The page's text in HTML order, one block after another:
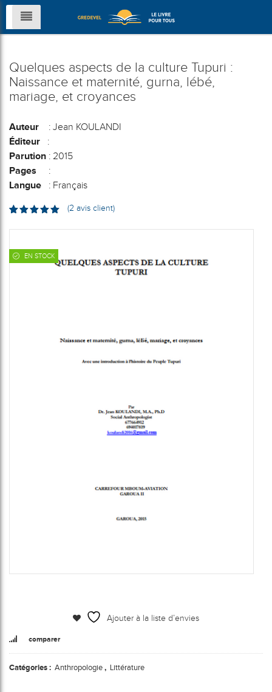
Quelques aspects de la culture Tupuri :
Naissance et maternité, gurna, lébé,
mariage, et croyances
Auteur : Jean KOULANDI
Éditeur :
Parution : 2015
Pages :
Langue : Français
sur 5
notations
client
(2 avis client)
EN STOCK
Ajouter à la liste d’envies
comparer
Catégories : Anthropologie , Littérature